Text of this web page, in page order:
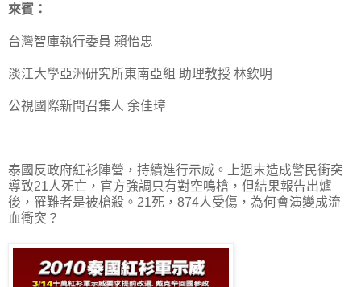
來賓：
台灣智庫執行委員 賴怡忠
淡江大學亞洲研究所東南亞組 助理教授 林欽明
公視國際新聞召集人 余佳璋
泰國反政府紅衫陣營，持續進行示威。上週末造成警民衝突
導致21人死亡，官方強調只有對空鳴槍，但結果報告出爐
後，罹難者是被槍殺。21死，874人受傷，為何會演變成流
血衝突？